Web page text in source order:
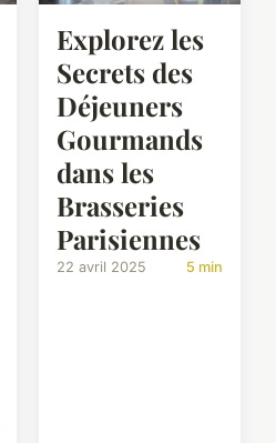
Explorez les
Secrets des
Déjeuners
Gourmands
dans les
Brasseries
Parisiennes
22 avril 2025 5 min